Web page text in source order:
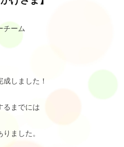
チーム
しました！
るまでには
ました。